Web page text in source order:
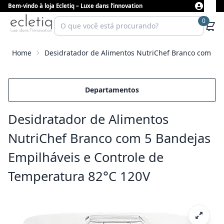
Bem-vindo à loja Ecletiq – Luxe dans l’innovation
0
Home Desidratador de Alimentos NutriChef Branco com 5
Departamentos
Desidratador de Alimentos
NutriChef Branco com 5 Bandejas
Empilháveis e Controle de
Temperatura 82°C 120V